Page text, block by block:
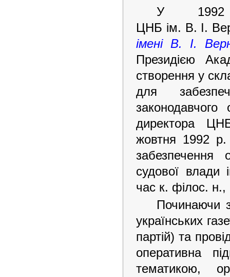
У 1992
ЦНБ ім. В. І.
імені В. І.
Президією
створення у
для
директора
жовтня 1992 р.
забезпечення
судової влади
час к. філос.
Починаючи
українських
партій) та
оперативна
тематикою,